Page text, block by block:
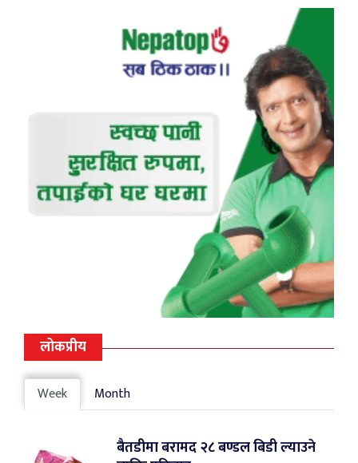
लोकप्रीय
Week Month
बैतडीमा बरामद २८ बण्डल बिडी ल्याउने